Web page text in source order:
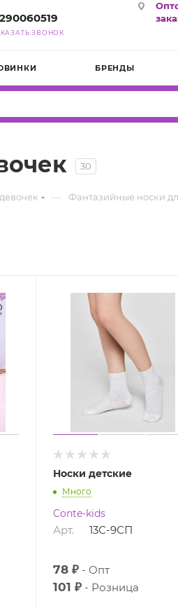
ЗВОНОК
БРЕНДЫ
30
— Фантазийные носки
Носки детские
Много
Conte-kids
Арт. 13С-9СП
78 ₽ Опт
101 ₽ Розница